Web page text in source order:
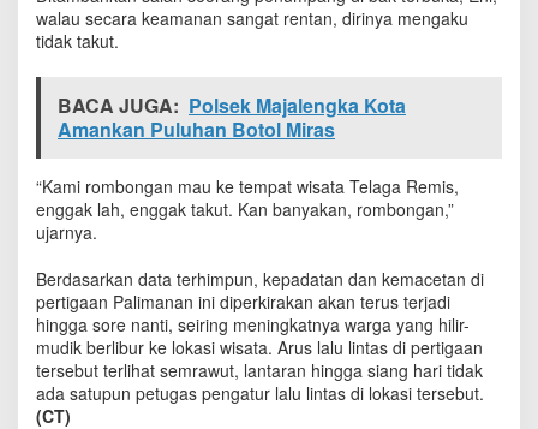
a
u
n
t
walau secara keamanan sangat rentan, dirinya mengaku
tidak takut.
BACA JUGA: Polsek Majalengka Kota
Amankan Puluhan Botol Miras
“Kami rombongan mau ke tempat wisata Telaga Remis,
enggak lah, enggak takut. Kan banyakan, rombongan,”
ujarnya.
Berdasarkan data terhimpun, kepadatan dan kemacetan di
pertigaan Palimanan ini diperkirakan akan terus terjadi
hingga sore nanti, seiring meningkatnya warga yang hilir-
mudik berlibur ke lokasi wisata. Arus lalu lintas di pertigaan
tersebut terlihat semrawut, lantaran hingga siang hari tidak
ada satupun petugas pengatur lalu lintas di lokasi tersebut.
(CT)